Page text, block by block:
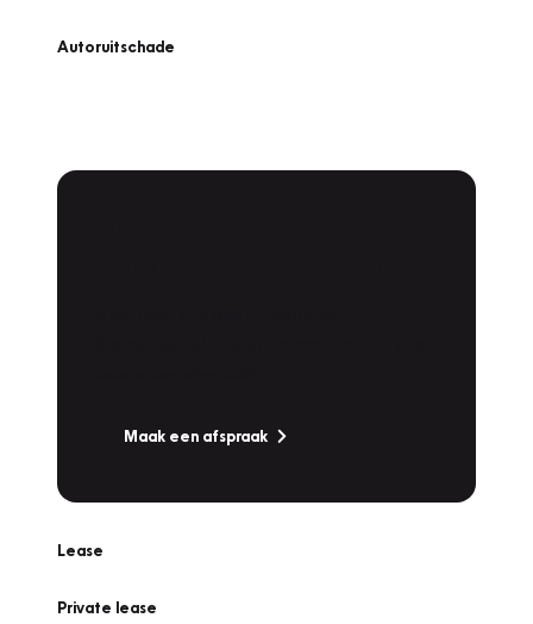
Autoruitschade
Maak een afspraak
Lease
Private lease